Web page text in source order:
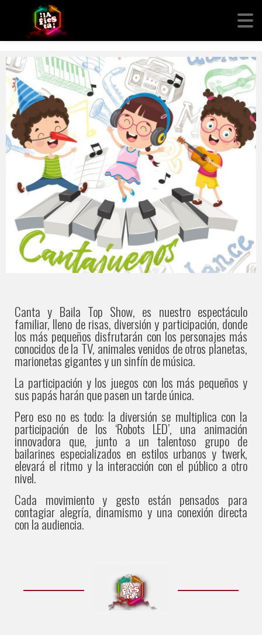
BAILA
Canta y Baila Top Show, es nuestro espectáculo
familiar, lleno de risas, diversión y participación, donde
los más pequeños disfrutarán con los personajes más
conocidos de la TV, animales venidos de otros planetas,
marionetas gigantes y un sinfín de música.
La participación y los juegos con los más pequeños y
sus papás harán que pasen un tarde única.
Pero eso no es todo: la diversión se multiplica con la
participación de los ‘Robots LED’, una animación
innovadora que, junto a un talentoso grupo de
bailarines especializados en estilos urbanos y twerk,
elevará el ritmo y la interacción con el público a otro
nivel.
Cada movimiento y gesto están pensados para
contagiar alegría, dinamismo y una conexión directa
con la audiencia.